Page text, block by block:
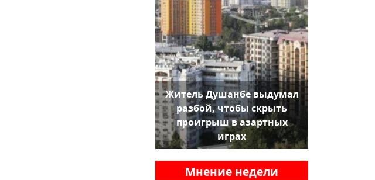
Житель Душанбе выдумал
разбой, чтобы скрыть
проигрыш в азартных
играх
Мнение недели